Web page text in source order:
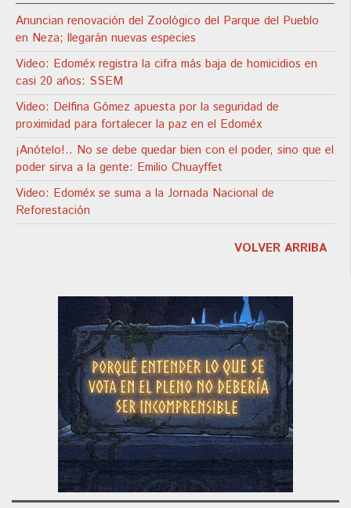
Anuncian renovación del Zoológico del Parque del Pueblo
en Neza; llegarán nuevas especies
Video: Edoméx registra la cifra más baja de homicidios en
casi 20 años: SSEM
Video: Delfina Gómez apuesta por la seguridad de
proximidad para fortalecer la paz en el Edoméx
¡Anótelo!.. No se debe quedar bien con el poder, sino que el
poder sirva a la gente: Emilio Chuayffet
Video: Edoméx se suma a la Jornada Nacional de
Reforestación
VOLVER ARRIBA